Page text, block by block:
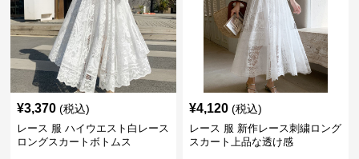
¥3,370 (税込)
レース 服 ハイウエスト白レース
ロングスカートボトムス
¥4,120 (税込)
レース 服 新作レース刺繍ロング
スカート上品な透け感